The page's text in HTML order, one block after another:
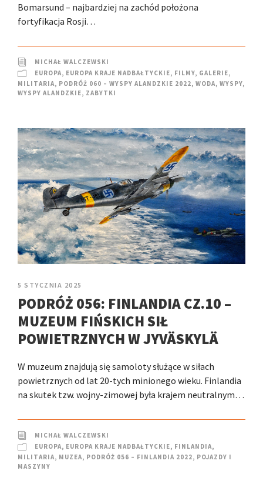
Bomarsund – najbardziej na zachód położona
fortyfikacja Rosji…
MICHAŁ WALCZEWSKI
EUROPA, EUROPA KRAJE NADBAŁTYCKIE, FILMY, GALERIE,
MILITARIA, PODRÓŻ 060 – WYSPY ALANDZKIE 2022, WODA, WYSPY,
WYSPY ALANDZKIE, ZABYTKI
5 STYCZNIA 2025
PODRÓŻ 056: FINLANDIA CZ.10 –
MUZEUM FIŃSKICH SIŁ
POWIETRZNYCH W JYVÄSKYLÄ
W muzeum znajdują się samoloty służące w siłach
powietrznych od lat 20-tych minionego wieku. Finlandia
na skutek tzw. wojny-zimowej była krajem neutralnym…
MICHAŁ WALCZEWSKI
EUROPA, EUROPA KRAJE NADBAŁTYCKIE, FINLANDIA,
MILITARIA, MUZEA, PODRÓŻ 056 – FINLANDIA 2022, POJAZDY I
MASZYNY